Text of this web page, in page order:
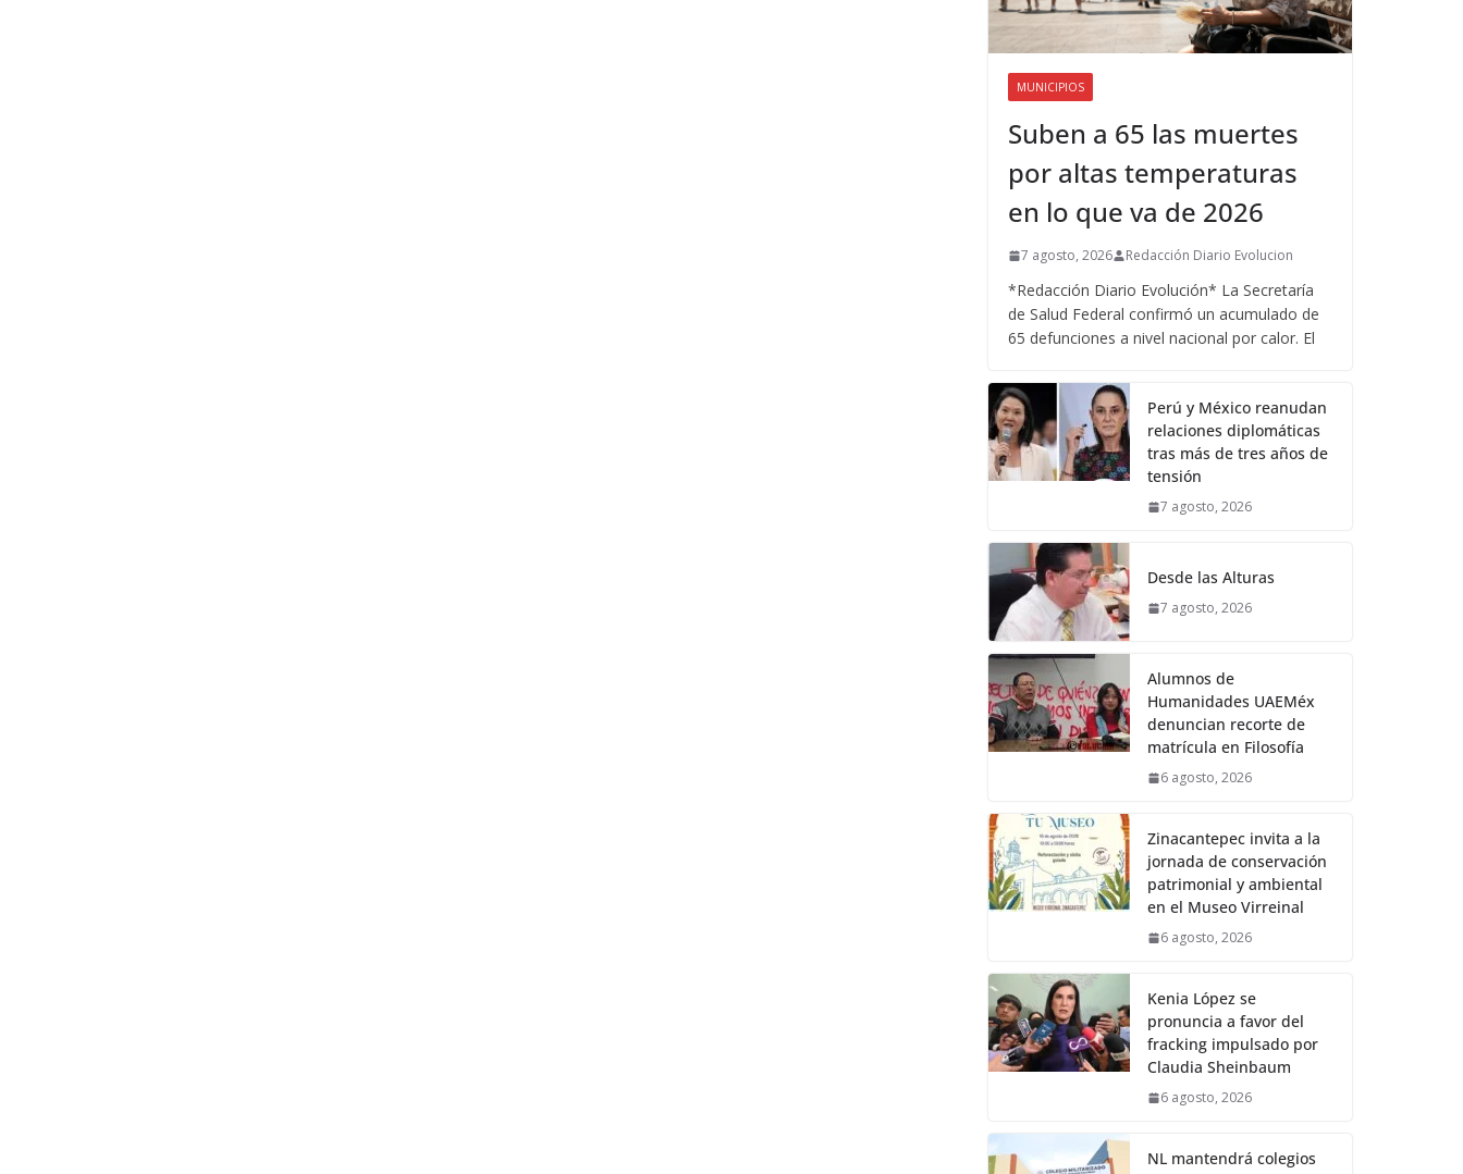
MUNICIPIOS
Suben a 65 las muertes
por altas temperaturas
en lo que va de 2026
7 agosto, 2026 Redacción Diario Evolucion
*Redacción Diario Evolución* La Secretaría
de Salud Federal confirmó un acumulado de
65 defunciones a nivel nacional por calor. El
Perú y México reanudan
relaciones diplomáticas
tras más de tres años de
tensión
7 agosto, 2026
Desde las Alturas
7 agosto, 2026
Alumnos de
Humanidades UAEMéx
denuncian recorte de
matrícula en Filosofía
6 agosto, 2026
Zinacantepec invita a la
jornada de conservación
patrimonial y ambiental
en el Museo Virreinal
6 agosto, 2026
Kenia López se
pronuncia a favor del
fracking impulsado por
Claudia Sheinbaum
6 agosto, 2026
NL mantendrá colegios